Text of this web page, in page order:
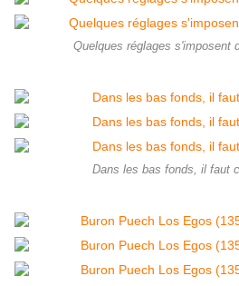
Quelques réglages s'imposent
Dans les bas fonds, il faut